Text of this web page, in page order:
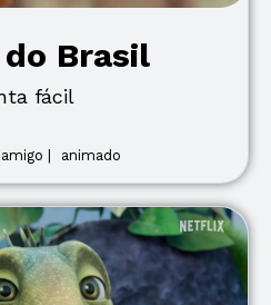
Brasil
fácil
amigo | animado